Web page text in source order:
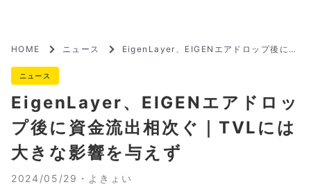
HOME ニュース
EigenLayer、EIGENエアドロップ後に資
ニュース
EigenLayer、EIGENエアドロッ
プ後に資金流出相次ぐ｜TVLには
大きな影響を与えず
2024/05/29・ よきょい